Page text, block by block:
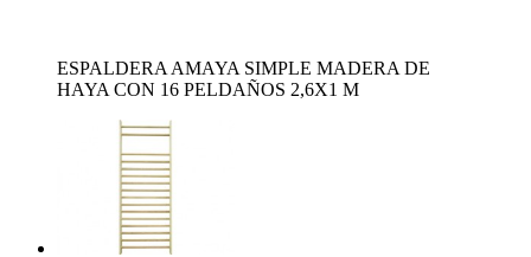
ESPALDERA AMAYA SIMPLE MADERA DE
HAYA CON 16 PELDAÑOS 2,6X1 M